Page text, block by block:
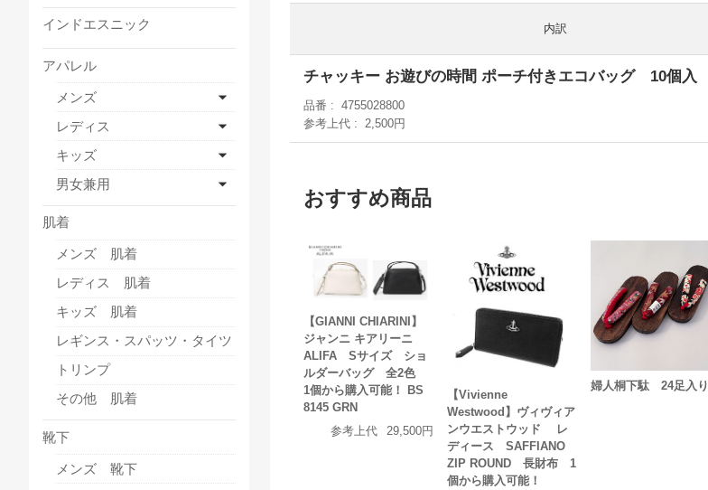
内訳
チャッキー お遊びの時間 ポーチ付きエコバッグ 10個入
品番
4755028800
参考上代
2,500円
おすすめ商品
【GIANNI CHIARINI】
ジャンニ キアリーニ
ALIFA Sサイズ ショ
ルダーバッグ 全2色
1個から購入可能！ BS
8145 GRN
参考上代
29,500円
【Vivienne
Westwood】ヴィヴィア
ンウエストウッド レ
ディース SAFFIANO
ZIP ROUND 長財布 1
個から購入可能！
婦人桐下駄 24足入り
インドエスニック
アパレル
メンズ
レディス
キッズ
男女兼用
肌着
メンズ 肌着
レディス 肌着
キッズ 肌着
レギンス・スパッツ・タイツ
トリンプ
その他 肌着
靴下
メンズ 靴下